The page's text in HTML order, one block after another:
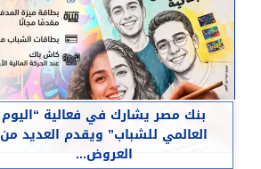
بنك مصر يشارك في فعالية “اليوم
العالمي للشباب” ويقدم العديد من
العروض...